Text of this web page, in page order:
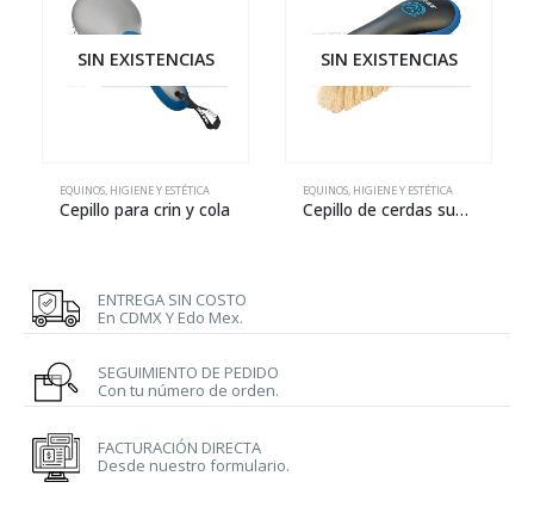
SIN EXISTENCIAS
EQUINOS, HIGIENE Y ESTÉTICA
Cepillo para crin y cola
SIN EXISTENCIAS
EQUINOS, HIGIENE Y ESTÉTICA
Cepillo de cerdas suaves
ENTREGA SIN COSTO
En CDMX Y Edo Mex.
SEGUIMIENTO DE PEDIDO
Con tu número de orden.
FACTURACIÓN DIRECTA
Desde nuestro formulario.